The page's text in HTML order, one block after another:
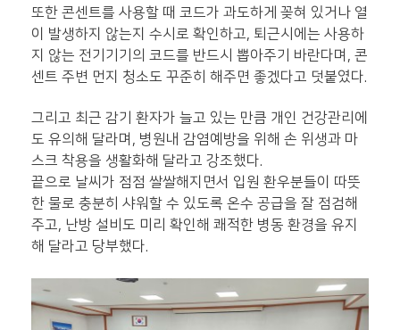
또한 콘센트를 사용할 때 코드가 과도하게 꽂혀 있거나 열
이 발생하지 않는지 수시로 확인하고, 퇴근시에는 사용하
지 않는 전기기기의 코드를 반드시 뽑아주기 바란다며, 콘
센트 주변 먼지 청소도 꾸준히 해주면 좋겠다고 덧붙였다.
그리고 최근 감기 환자가 늘고 있는 만큼 개인 건강관리에
도 유의해 달라며, 병원내 감염예방을 위해 손 위생과 마
스크 착용을 생활화해 달라고 강조했다.
끝으로 날씨가 점점 쌀쌀해지면서 입원 환우분들이 따뜻
한 물로 충분히 샤워할 수 있도록 온수 공급을 잘 점검해
주고, 난방 설비도 미리 확인해 쾌적한 병동 환경을 유지
해 달라고 당부했다.